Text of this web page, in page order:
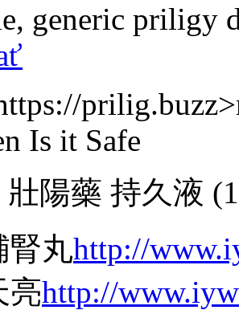
, generic priligy
Is it Safe
壯陽藥 持久液
腎丸http://
亮http://